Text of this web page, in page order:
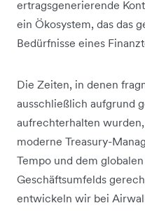
ertragsgenerierende
ein Ökosystem, das das
Bedürfnisse eines
Die Zeiten, in denen
ausschließlich aufgrund
aufrechterhalten
moderne Treasury-
Tempo und dem
Geschäftsumfelds
entwickeln wir bei